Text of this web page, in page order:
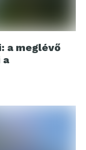
a meglévő
a